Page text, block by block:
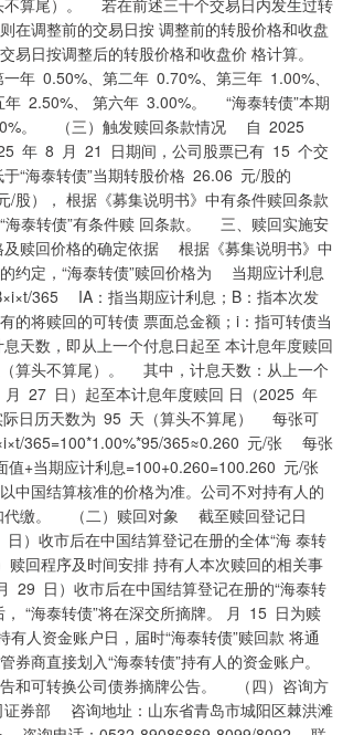
不算尾）。 若在前述三十个交易日内发生过转
在调整前的交易日按 调整前的转股价格和收盘
易日按调整后的转股价格和收盘价 格计算。
年 0.50%、第二年 0.70%、第三年 1.00%、
年 2.50%、 第六年 3.00%。 “海泰转债”本期
。 （三）触发赎回条款情况 自 2025
年 8 月 21 日期间，公司股票已有 15 个交
“海泰转债”当期转股价格 26.06 元/股的
股）， 根据《募集说明书》中有条件赎回条款
海泰转债”有条件赎 回条款。 三、赎回实施安
赎回价格的确定依据 根据《募集说明书》中
约定，“海泰转债”赎回价格为 当期应计利息
365 IA：指当期应计利息；B：指本次发
的将赎回的可转债 票面总金额；i：指可转债当
天数，即从上一个付息日起至 本计息年度赎回
算头不算尾）。 其中，计息天数：从上一个
27 日）起至本计息年度赎回 日（2025 年
日历天数为 95 天（算头不算尾） 每张可
365=100*1.00%*95/365≈0.260 元/张 每张
值+当期应计利息=100+0.260=100.260 元/张
中国结算核准的价格为准。公司不对持有人的
代缴。 （二）赎回对象 截至赎回登记日
）收市后在中国结算登记在册的全体“海 泰转
回程序及时间安排 持有人本次赎回的相关事
29 日）收市后在中国结算登记在册的“海泰转
， “海泰转债”将在深交所摘牌。 月 15 日为赎
有人资金账户日，届时“海泰转债”赎回款 将通
券商直接划入“海泰转债”持有人的资金账户。
和可转换公司债券摘牌公告。 （四）咨询方
券部 咨询地址：山东省青岛市城阳区棘洪滩